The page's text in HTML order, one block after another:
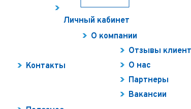
Личный кабинет
Контакты
О компании
Отзывы
О нас
Партнеры
Вакансии